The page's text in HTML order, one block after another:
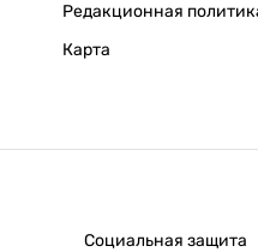
Редакционная
Карта
Социальная защита